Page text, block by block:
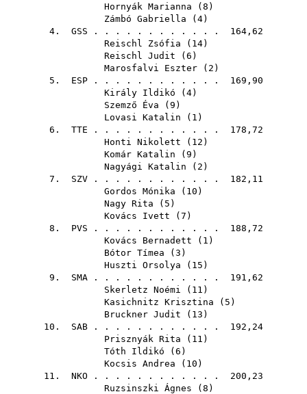
Hornyák Marianna ( 8 )
Zámbó Gabriella ( 4)
4. GSS . . . . . . . . . . . . 164,62
Reischl Zsófia ( 14)
Reischl Judit ( 6 )
Marosfalvi Eszter ( 2 )
5. ESP . . . . . . . . . . . . 169,90
Király Ildikó ( 4)
Szemző Éva ( 9 )
Lovasi Katalin ( 1 )
6. TTE . . . . . . . . . . . . 178,72
Honti Nikolett ( 12 )
Komár Katalin ( 9 )
Nagyági Katalin ( 2 )
7. SZV . . . . . . . . . . . . 182,11
Gordos Mónika ( 10 )
Nagy Rita ( 5 )
Kovács Ivett ( 7 )
8. PVS . . . . . . . . . . . . 188,72
Kovács Bernadett ( 1 )
Bótor Tímea ( 3 )
Huszti Orsolya ( 15 )
9. SMA . . . . . . . . . . . . 191,62
Skerletz Noémi ( 11 )
Kasichnitz Krisztina ( 5 )
Bruckner Judit ( 13 )
10. SAB . . . . . . . . . . . . 192,24
Prisznyák Rita ( 11 )
Tóth Ildikó ( 6 )
Kocsis Andrea ( 10 )
11. NKO . . . . . . . . . . . . 200,23
Ruzsinszki Ágnes ( 8 )